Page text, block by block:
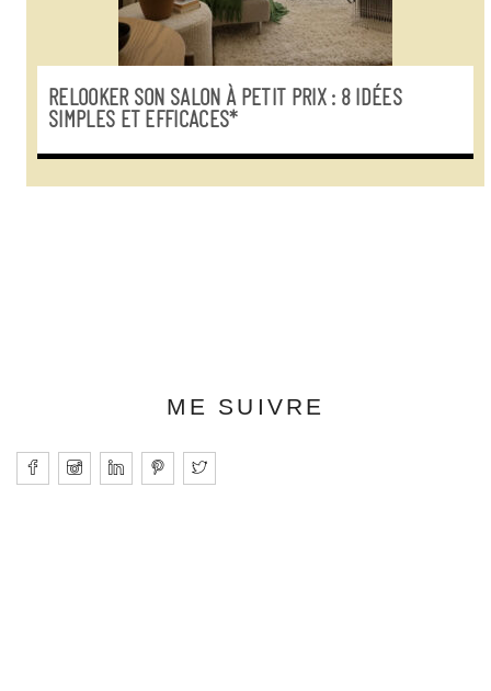
RELOOKER SON SALON À PETIT PRIX : 8 IDÉES
SIMPLES ET EFFICACES*
ME SUIVRE